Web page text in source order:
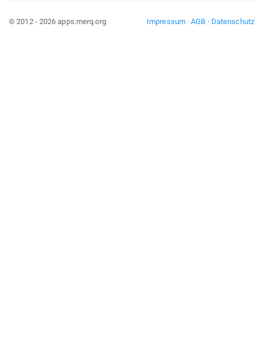
Impressum·AGB · Datenschutz
© 2012 - 2026 apps.merq.org